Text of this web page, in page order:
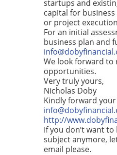
startups and
capital for
or project
For an initial
business plan and
We look forward to
opportunities.
Very truly yours,
Nicholas Doby
Kindly forward
http://
If you don’t want
subject anymore,
email please.